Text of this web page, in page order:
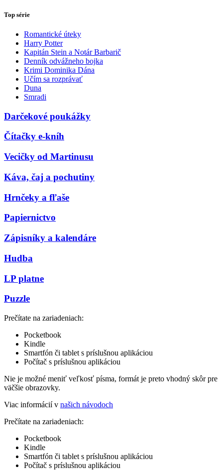
Top série
Romantické úteky
Harry Potter
Kapitán Stein a Notár Barbarič
Denník odvážneho bojka
Krimi Dominika Dána
Učím sa rozprávať
Duna
Smradi
Darčekové poukážky
Čítačky e-kníh
Vecičky od Martinusu
Káva, čaj a pochutiny
Hrnčeky a fľaše
Papiernictvo
Zápisníky a kalendáre
Hudba
LP platne
Puzzle
Prečítate na zariadeniach:
Pocketbook
Kindle
Smartfón či tablet s príslušnou aplikáciou
Počítač s príslušnou aplikáciou
Nie je možné meniť veľkosť písma, formát je preto vhodný skôr pre
väčšie obrazovky.
Viac informácií v našich návodoch
Prečítate na zariadeniach:
Pocketbook
Kindle
Smartfón či tablet s príslušnou aplikáciou
Počítač s príslušnou aplikáciou